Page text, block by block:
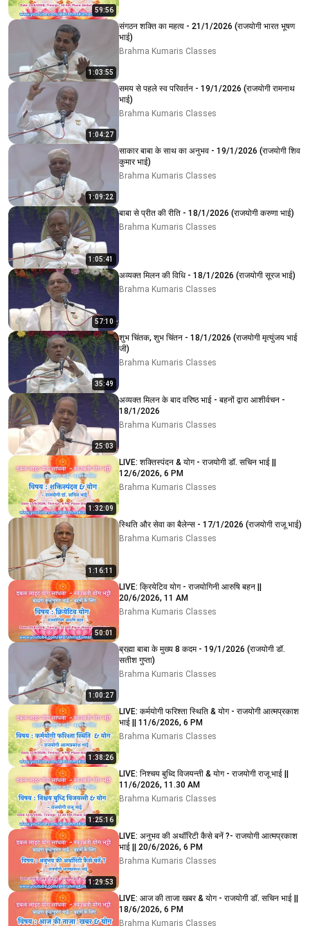
59:56
1:03:55
संगठन शक्ति का महत्व - 21/1/2026 (राजयोगी भारत भूषण
भाई)
Brahma Kumaris Classes
1:04:27
समय से पहले स्व परिवर्तन - 19/1/2026 (राजयोगी रामनाथ
भाई)
Brahma Kumaris Classes
1:09:22
साकार बाबा के साथ का अनुभव - 19/1/2026 (राजयोगी शिव
कुमार भाई)
Brahma Kumaris Classes
1:05:41
बाबा से प्रीत की रीति - 18/1/2026 (राजयोगी करुणा भाई)
Brahma Kumaris Classes
57:10
अव्यक्त मिलन की विधि - 18/1/2026 (राजयोगी सूरज भाई)
Brahma Kumaris Classes
35:49
शुभ चिंतक, शुभ चिंतन - 18/1/2026 (राजयोगी मृत्युंजय भाई
जी)
Brahma Kumaris Classes
25:03
अव्यक्त मिलन के बाद वरिष्ठ भाई - बहनों द्वारा आशीर्वचन -
18/1/2026
Brahma Kumaris Classes
1:32:09
LIVE: शक्तिस्पंदन & योग - राजयोगी डॉ. सचिन भाई ||
12/6/2026, 6 PM
Brahma Kumaris Classes
1:16:11
स्थिति और सेवा का बैलेन्स - 17/1/2026 (राजयोगी राजू भाई)
Brahma Kumaris Classes
50:01
LIVE: क्रियेटिव योग - राजयोगिनी आरुषि बहन ||
20/6/2026, 11 AM
Brahma Kumaris Classes
1:00:27
ब्रह्मा बाबा के मुख्य 8 कदम - 19/1/2026 (राजयोगी डॉ.
सतीश गुप्ता)
Brahma Kumaris Classes
1:38:26
LIVE: कर्मयोगी फरिश्ता स्थिति & योग - राजयोगी आत्मप्रकाश
भाई || 11/6/2026, 6 PM
Brahma Kumaris Classes
1:25:16
LIVE: निश्चय बुध्दि विजयन्ती & योग - राजयोगी राजू भाई ||
11/6/2026, 11.30 AM
Brahma Kumaris Classes
1:29:53
LIVE: अनुभव की अथॉरिटी कैसे बनें ?- राजयोगी आत्मप्रकाश
भाई || 20/6/2026, 6 PM
Brahma Kumaris Classes
LIVE: आज की ताजा खबर & योग - राजयोगी डॉ. सचिन भाई ||
18/6/2026, 6 PM
Brahma Kumaris Classes